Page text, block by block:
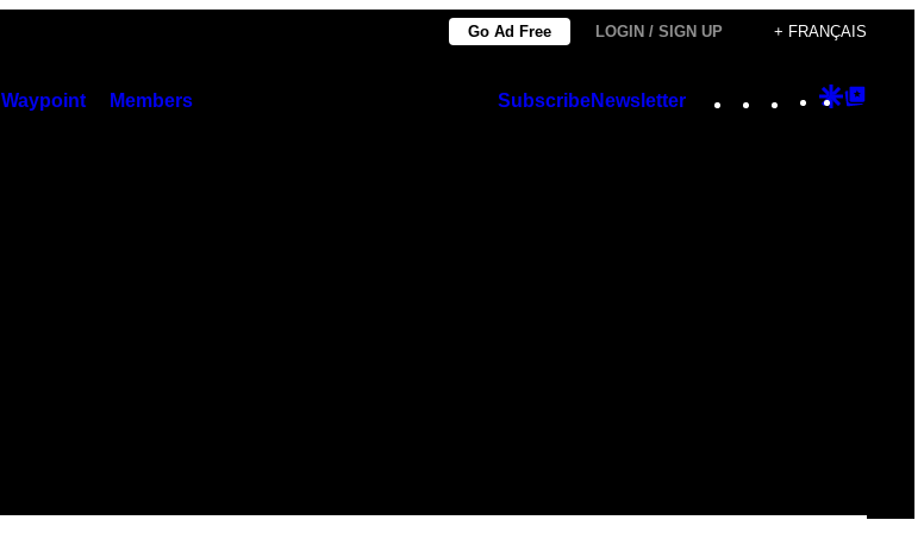
Go Ad Free LOGIN / SIGN UP + FRANÇAIS
Waypoint Members SubscribeNewsletter Instagram
TikTok
YouTube
Google